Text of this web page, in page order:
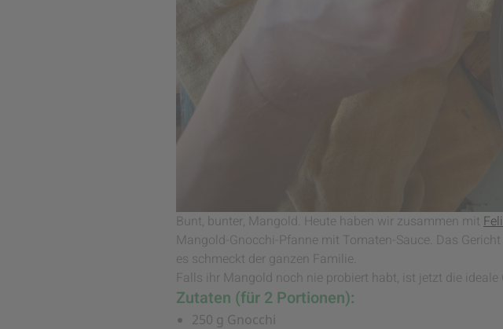
Bunt, bunter, Mangold. Heute haben wir zusammen mit
Mangold-Gnocchi-Pfanne mit Tomaten-Sauce. Das
es schmeckt der ganzen Familie.
Falls ihr Mangold noch nie probiert habt, ist jetzt die
Zutaten (für 2 Portionen):
250 g Gnocchi